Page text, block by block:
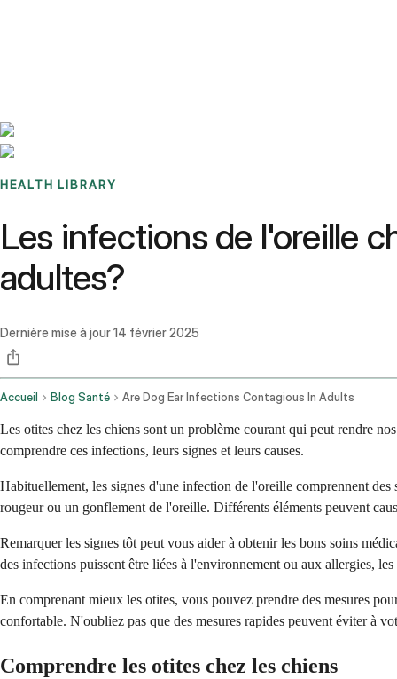
HEALTH LIBRARY
Les infections de l'oreille
adultes?
Dernière mise à jour14 février 2025
Accueil Blog Santé Are Dog Ear Infections Contagious In Adults
Les otites chez les chiens sont un problème courant qui peut rendre
comprendre ces infections, leurs signes et leurs causes.
Habituellement, les signes d'une infection de l'oreille comprennent des
rougeur ou un gonflement de l'oreille. Différents éléments peuvent
Remarquer les signes tôt peut vous aider à obtenir les bons soins
des infections puissent être liées à l'environnement ou aux allergies,
En comprenant mieux les otites, vous pouvez prendre des mesures
confortable. N'oubliez pas que des mesures rapides peuvent éviter à
Comprendre les otites chez les chiens